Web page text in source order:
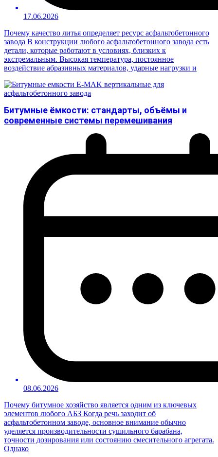
17.06.2026
Почему качество литья определяет ресурс асфальтобетонного
завода В конструкции любого асфальтобетонного завода есть
детали, которые работают в условиях, близких к
экстремальным. Высокая температура, постоянное
воздействие абразивных материалов, ударные нагрузки и
Битумные ёмкости: стандарты, объёмы и
современные системы перемешивания
08.06.2026
Почему битумное хозяйство является одним из ключевых
элементов любого АБЗ Когда речь заходит об
асфальтобетонном заводе, основное внимание обычно
уделяется производительности сушильного барабана,
точности дозирования или состоянию смесительного агрегата.
Однако